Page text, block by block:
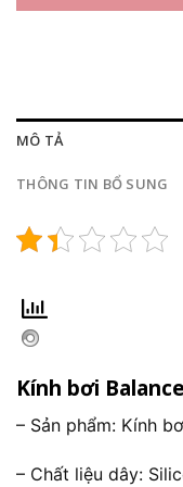
MÔ TẢ
THÔNG TIN BỔ SUNG
Kính bơi
– Sản phẩm: Kính
– Chất liệu dây: